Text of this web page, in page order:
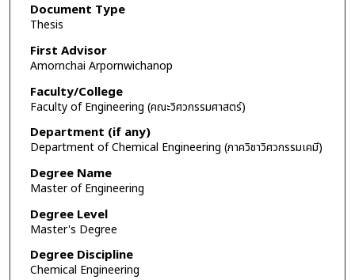
Document Type
Thesis
First Advisor
Amornchai Arpornwichanop
Faculty/College
Faculty of Engineering (คณะวิศวกรรมศาสตร์)
Department (if any)
Department of Chemical Engineering (ภาควิชาวิศวกรรมเคมี)
Degree Name
Master of Engineering
Degree Level
Master's Degree
Degree Discipline
Chemical Engineering